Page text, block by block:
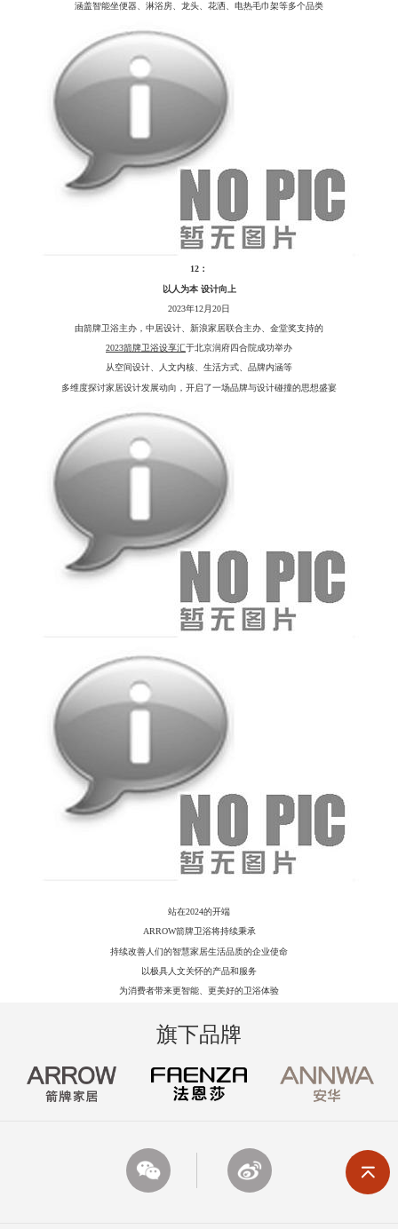
涵盖智能坐便器、淋浴房、龙头、花洒、电热毛巾架等多个品类
12：
以人为本 设计向上
2023年12月20日
由箭牌卫浴主办，中居设计、新浪家居联合主办、金堂奖支持的
2023箭牌卫浴设享汇于北京润府四合院成功举办
从空间设计、人文内核、生活方式、品牌内涵等
多维度探讨家居设计发展动向，开启了一场品牌与设计碰撞的思想盛宴
站在2024的开端
ARROW箭牌卫浴将持续秉承
持续改善人们的智慧家居生活品质的企业使命
以极具人文关怀的产品和服务
为消费者带来更智能、更美好的卫浴体验
旗下品牌